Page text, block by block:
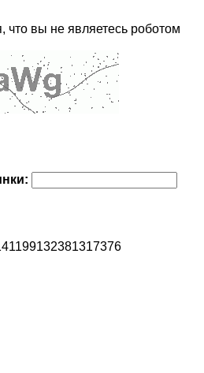
что вы не являетесь роботом